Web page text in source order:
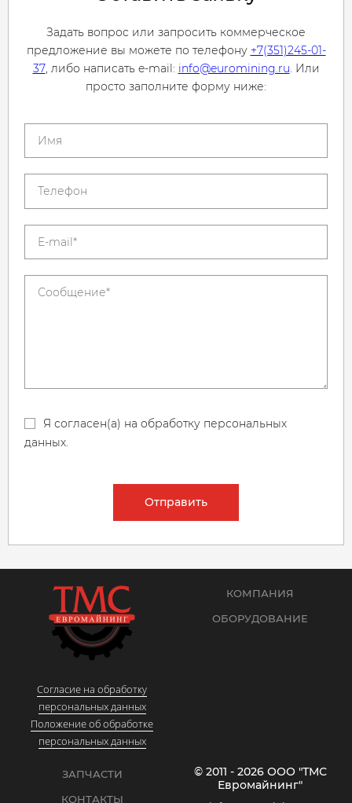
Задать вопрос или запросить коммерческое
предложение вы можете по телефону +7(351)245-01-
37, либо написать e-mail: info@euromining.ru. Или
просто заполните форму ниже:
Я согласен(а) на обработку персональных
данных.
Отправить
Согласие на обработку
персональных данных
Положение об обработке
персональных данных
КОМПАНИЯ
ОБОРУДОВАНИЕ
ЗАПЧАСТИ
КОНТАКТЫ
© 2011 - 2026 ООО "ТМС
Евромайнинг"